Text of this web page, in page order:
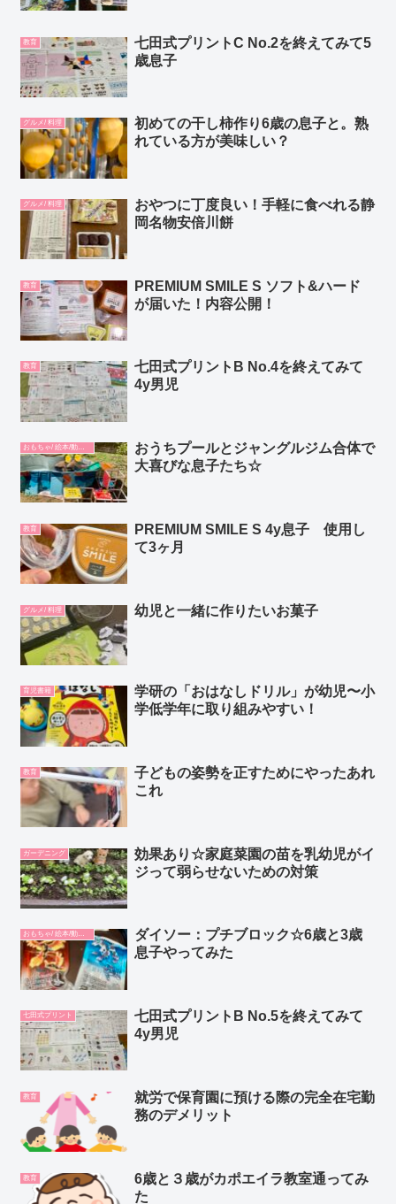
教育
七田式プリントC No.2を終えてみて5
歳息子
グルメ/ 料理
初めての干し柿作り6歳の息子と。熟
れている方が美味しい？
グルメ/ 料理
おやつに丁度良い！手軽に食べれる静
岡名物安倍川餅
教育
PREMIUM SMILE S ソフト&ハード
が届いた！内容公開！
教育
七田式プリントB No.4を終えてみて
4y男児
おもちゃ/ 絵本/動画/教材
おうちプールとジャングルジム合体で
大喜びな息子たち☆
教育
PREMIUM SMILE S 4y息子 使用し
て3ヶ月
グルメ/ 料理 幼児と一緒に作りたいお菓子
育児書籍
学研の「おはなしドリル」が幼児〜小
学低学年に取り組みやすい！
教育
子どもの姿勢を正すためにやったあれ
これ
ガーデニング
効果あり☆家庭菜園の苗を乳幼児がイ
ジって弱らせないための対策
おもちゃ/ 絵本/動画/教材
ダイソー：プチブロック☆6歳と3歳
息子やってみた
七田式プリント
七田式プリントB No.5を終えてみて
4y男児
教育
就労で保育園に預ける際の完全在宅勤
務のデメリット
教育
6歳と３歳がカポエイラ教室通ってみ
た